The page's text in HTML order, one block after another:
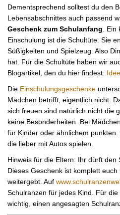
Dementsprechend solltest du den
Lebensabschnittes auch passend
Geschenk zum Schulanfang .
Einschulung ist die Schultüte. Sie
Süßigkeiten und Spielzeug. Also
hat. Für die Schultüte haben wir
Blogartikel, den du hier findest:
Die Einschulungsgeschenke
Mädchen betrifft, eigentlich nicht.
sich freuen sind natürlich nicht die
keine Besonderheiten. Bei
für Kinder oder ähnlichem
die lieber mit Autos spielen.
Hinweis für die Eltern: Ihr dürft den
Dieses Geschenk ist komplett
weitergebt. Auf
Schulranzen für jedes Kind. Für
wichtig, einen angesagten